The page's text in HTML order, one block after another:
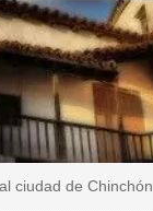
ciudad de Chinchón